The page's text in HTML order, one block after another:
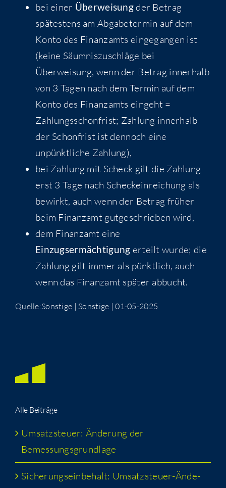
bei einer Überweisungder Betrag
spätestens am Abgabetermin auf dem
Konto des Finanzamts eingegangen ist
(keine Säumniszuschläge bei
Überweisung, wenn der Betrag innerhalb
von 3 Tagen nach dem Termin auf dem
Konto des Finanzamts eingeht =
Zahlungsschonfrist; Zahlung innerhalb
der Schonfrist ist dennoch eine
unpünktliche Zahlung),
bei Zahlung mit Scheck gilt die Zahlung
erst 3 Tage nach Scheckeinreichung als
bewirkt, auch wenn der Betrag früher
beim Finanzamt gutgeschrieben wird,
dem Finanzamt eine
Einzugsermächtigung erteilt wurde; die
Zahlung gilt immer als pünktlich, auch
wenn das Finanzamt später abbucht.
Quelle:Sonstige | Sonstige | 01-05-2025
Alle Bei­trä­ge
Umsatz­steu­er: Ände­rung der
Bemessungsgrundlage
Siche­rungs­ein­be­halt: Umsatz­steu­er-Ände­